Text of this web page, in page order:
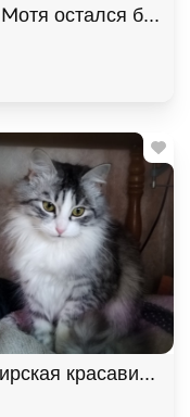
ищет дом. В
остался без
В дар!,
красавица